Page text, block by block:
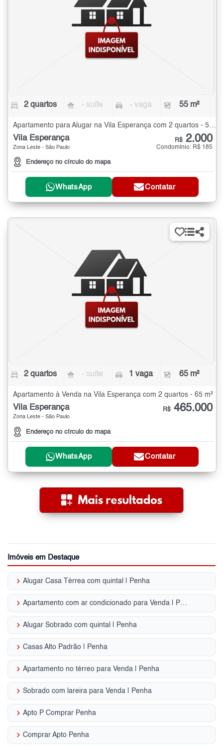
2 quartos - suíte - vaga 55 m²
Apartamento para Alugar na Vila Esperança com 2 quartos - 55 m²
Vila Esperança
Zona Leste - São Paulo
Endereço no círculo do mapa
R$ 2.000
Condomínio: R$ 185
WhatsApp Contatar
2 quartos - suíte 1 vaga 65 m²
Apartamento à Venda na Vila Esperança com 2 quartos - 65 m²
Vila Esperança
Zona Leste - São Paulo
Endereço no círculo do mapa
R$ 465.000
WhatsApp Contatar
Imóveis em Destaque
keyboard_arrow_right Alugar Casa Térrea com quintal | Penha
keyboard_arrow_right Apartamento com ar condicionado para Venda | Penha
keyboard_arrow_right Alugar Sobrado com quintal | Penha
keyboard_arrow_right Casas Alto Padrão | Penha
keyboard_arrow_right Apartamento no térreo para Venda | Penha
keyboard_arrow_right Sobrado com lareira para Venda | Penha
keyboard_arrow_right Apto P Comprar Penha
keyboard_arrow_right Comprar Apto Penha